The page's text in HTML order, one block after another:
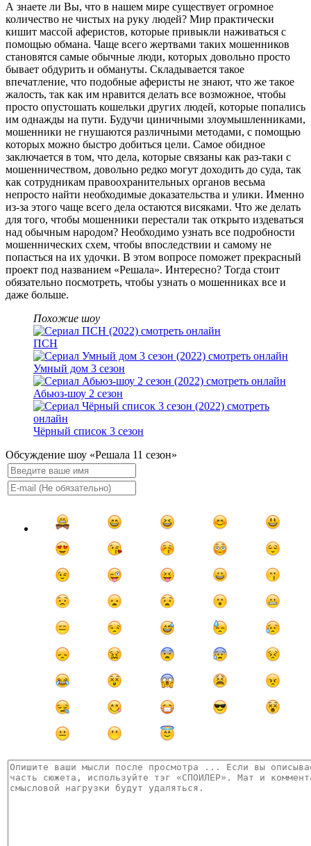
А знаете ли Вы, что в нашем мире существует огромное
количество не чистых на руку людей? Мир практически
кишит массой аферистов, которые привыкли наживаться с
помощью обмана. Чаще всего жертвами таких мошенников
становятся самые обычные люди, которых довольно просто
бывает обдурить и обмануты. Складывается такое
впечатление, что подобные аферисты не знают, что же такое
жалость, так как им нравится делать все возможное, чтобы
просто опустошать кошельки других людей, которые попались
им однажды на пути. Будучи циничными злоумышленниками,
мошенники не гнушаются различными методами, с помощью
которых можно быстро добиться цели. Самое обидное
заключается в том, что дела, которые связаны как раз-таки с
мошенничеством, довольно редко могут доходить до суда, так
как сотрудникам правоохранительных органов весьма
непросто найти необходимые доказательства и улики. Именно
из-за этого чаще всего дела остаются висяками. Что же делать
для того, чтобы мошенники перестали так открыто издеваться
над обычным народом? Необходимо узнать все подробности
мошеннических схем, чтобы впоследствии и самому не
попасться на их удочки. В этом вопросе поможет прекрасный
проект под названием «Решала». Интересно? Тогда стоит
обязательно посмотреть, чтобы узнать о мошенниках все и
даже больше.
Похожие шоу
ПСН
Умный дом 3 сезон
Абьюз-шоу 2 сезон
Чёрный список 3 сезон
Обсуждение шоу «Решала 11 сезон»